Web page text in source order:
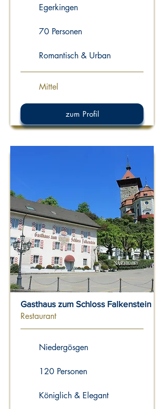
Egerkingen
70 Personen
Romantisch & Urban
Mittel
zum Profil
Gasthaus zum Schloss Falkenstein
Restaurant
Niedergösgen
120 Personen
Königlich & Elegant